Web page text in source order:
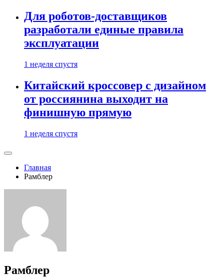
Для роботов-доставщиков
разработали единые правила
эксплуатации
1 неделя спустя
Китайский кроссовер с дизайном
от россиянина выходит на
финишную прямую
1 неделя спустя
Главная
Рамблер
Рамблер